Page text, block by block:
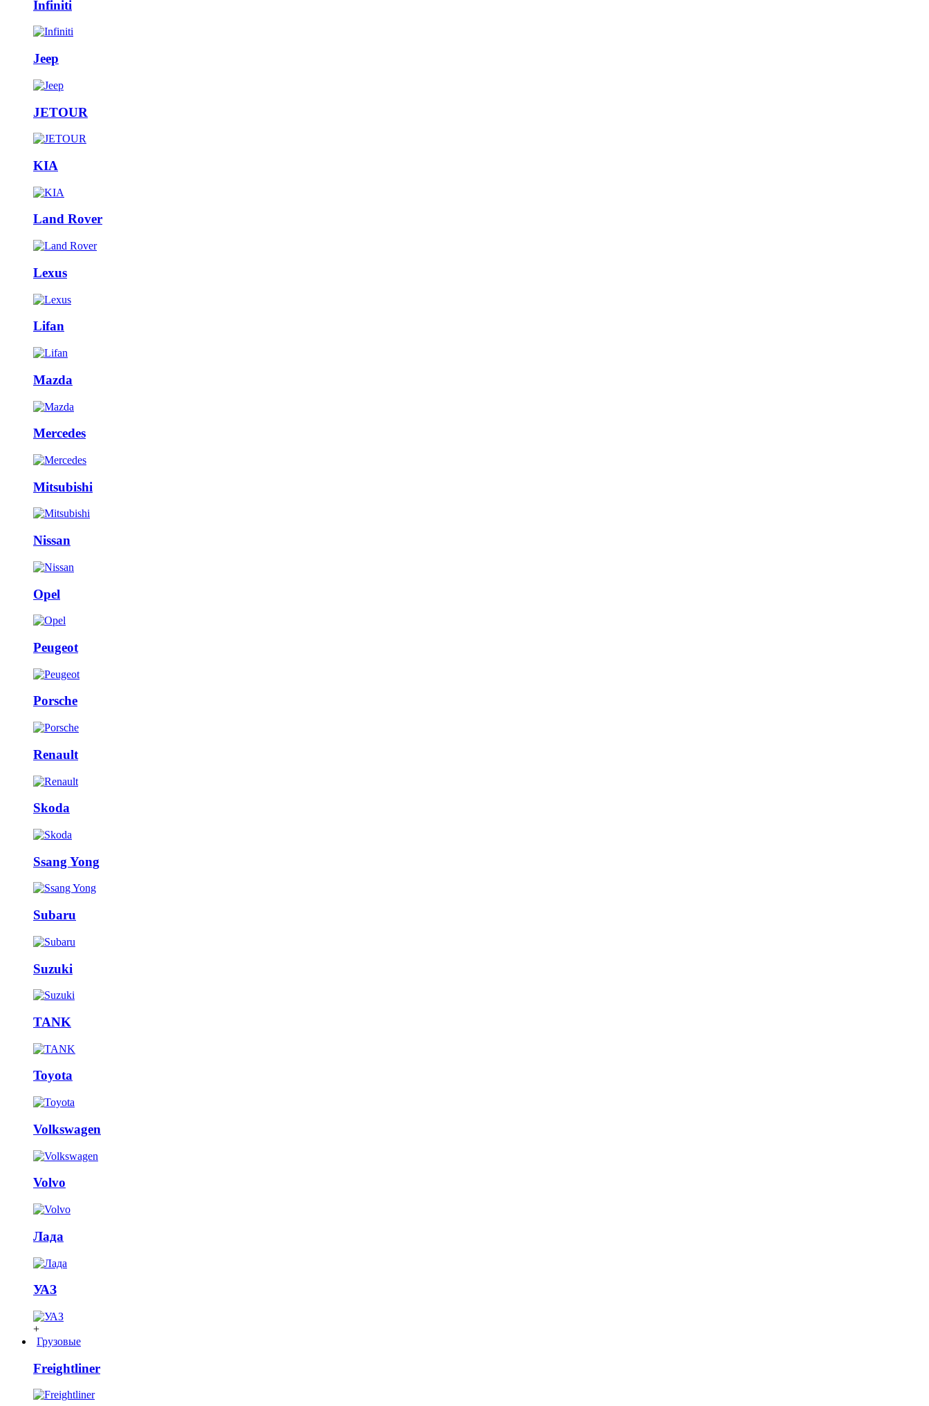
Infiniti
Jeep
JETOUR
KIA
Land Rover
Lexus
Lifan
Mazda
Mercedes
Mitsubishi
Nissan
Opel
Peugeot
Porsche
Renault
Skoda
Ssang Yong
Subaru
Suzuki
TANK
Toyota
Volkswagen
Volvo
Лада
УАЗ
+
Грузовые
Freightliner